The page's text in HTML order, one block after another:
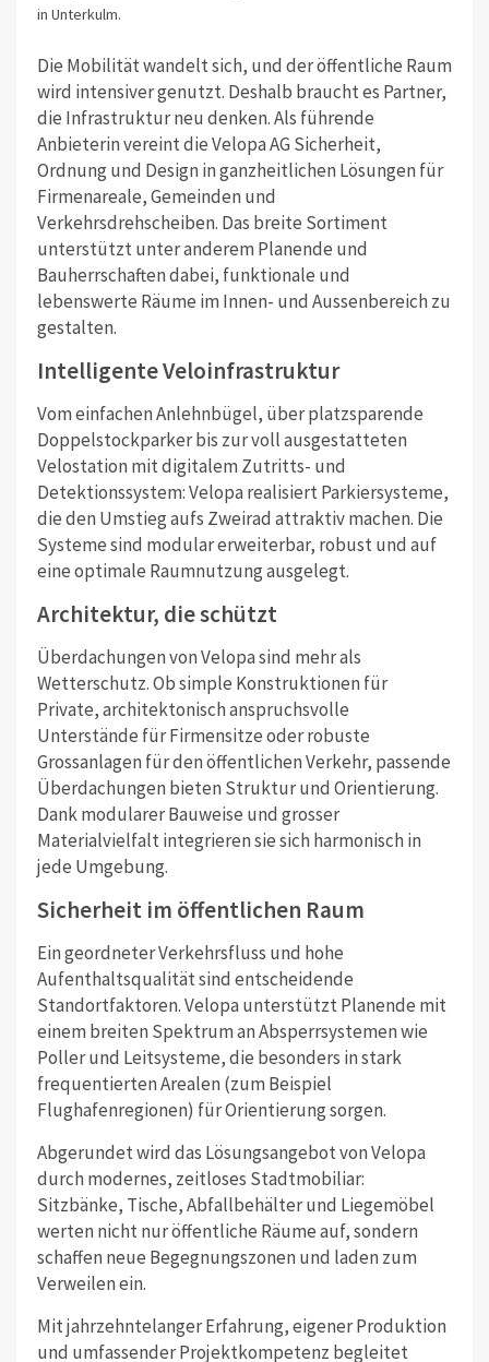
in Unterkulm.
Die Mobilität wandelt sich, und der öffentliche Raum
wird intensiver genutzt. Deshalb braucht es Partner,
die Infrastruktur neu denken. Als führende
Anbieterin vereint die Velopa AG Sicherheit,
Ordnung und Design in ganzheitlichen Lösungen für
Firmenareale, Gemeinden und
Verkehrsdrehscheiben. Das breite Sortiment
unterstützt unter anderem Planende und
Bauherrschaften dabei, funktionale und
lebenswerte Räume im Innen- und Aussenbereich zu
gestalten.
Intelligente Veloinfrastruktur
Vom einfachen Anlehnbügel, über platzsparende
Doppelstockparker bis zur voll ausgestatteten
Velostation mit digitalem Zutritts- und
Detektionssystem: Velopa realisiert Parkiersysteme,
die den Umstieg aufs Zweirad attraktiv machen. Die
Systeme sind modular erweiterbar, robust und auf
eine optimale Raumnutzung ausgelegt.
Architektur, die schützt
Überdachungen von Velopa sind mehr als
Wetterschutz. Ob simple Konstruktionen für
Private, architektonisch anspruchsvolle
Unterstände für Firmensitze oder robuste
Grossanlagen für den öffentlichen Verkehr, passende
Überdachungen bieten Struktur und Orientierung.
Dank modularer Bauweise und grosser
Materialvielfalt integrieren sie sich harmonisch in
jede Umgebung.
Sicherheit im öffentlichen Raum
Ein geordneter Verkehrsfluss und hohe
Aufenthaltsqualität sind entscheidende
Standortfaktoren. Velopa unterstützt Planende mit
einem breiten Spektrum an Absperrsystemen wie
Poller und Leitsysteme, die besonders in stark
frequentierten Arealen (zum Beispiel
Flughafenregionen) für Orientierung sorgen.
Abgerundet wird das Lösungsangebot von Velopa
durch modernes, zeitloses Stadtmobiliar:
Sitzbänke, Tische, Abfallbehälter und Liegemöbel
werten nicht nur öffentliche Räume auf, sondern
schaffen neue Begegnungszonen und laden zum
Verweilen ein.
Mit jahrzehntelanger Erfahrung, eigener Produktion
und umfassender Projektkompetenz begleitet